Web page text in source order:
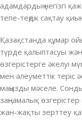
адамдардың негізгі
тепе-теңдік сақтау
Қазақстанда құмар
түрде қалыптасуы
өзгерістерге әкелуі
мен әлеуметтік теріс
маңызды мәселе.
заңнамалық
жан-жақты зерттеу